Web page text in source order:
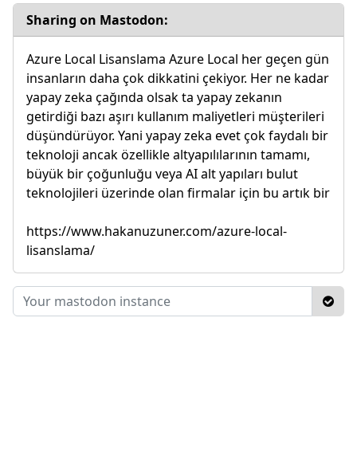
Sharing on Mastodon:
Azure Local Lisanslama Azure Local her geçen gün
insanların daha çok dikkatini çekiyor. Her ne kadar
yapay zeka çağında olsak ta yapay zekanın
getirdiği bazı aşırı kullanım maliyetleri müşterileri
düşündürüyor. Yani yapay zeka evet çok faydalı bir
teknoloji ancak özellikle altyapılılarının tamamı,
büyük bir çoğunluğu veya AI alt yapıları bulut
teknolojileri üzerinde olan firmalar için bu artık bir
https://www.hakanuzuner.com/azure-local-
lisanslama/